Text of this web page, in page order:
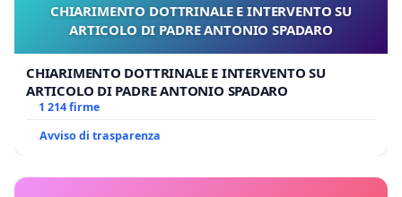
CHIARIMENTO DOTTRINALE E INTERVENTO SU
ARTICOLO DI PADRE ANTONIO SPADARO
CHIARIMENTO DOTTRINALE E INTERVENTO SU
ARTICOLO DI PADRE ANTONIO SPADARO
1 214 firme
Avviso di trasparenza